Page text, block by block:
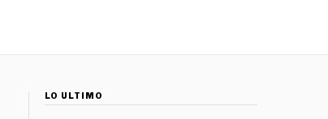
LO ÚLTIMO